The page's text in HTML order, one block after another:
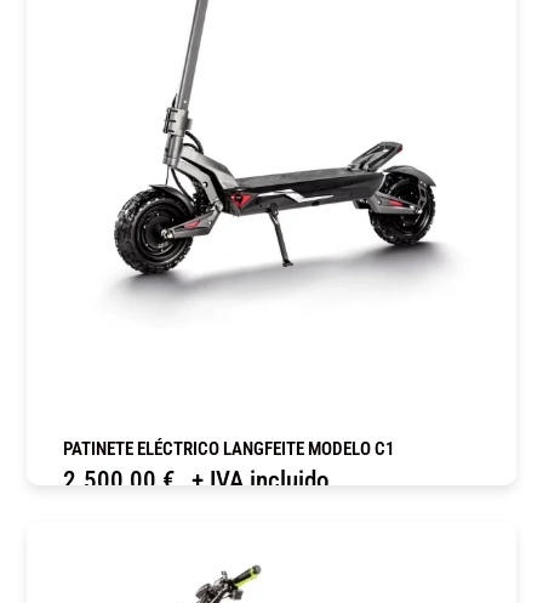
PATINETE ELÉCTRICO LANGFEITE MODELO C1
2.500,00 € + IVA incluido